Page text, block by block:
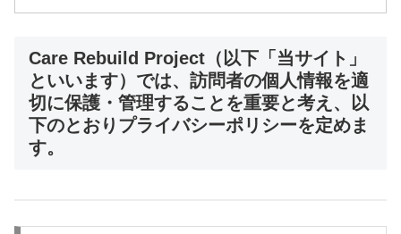
Care Rebuild Project（以下「当サイト」
といいます）では、訪問者の個人情報を適
切に保護・管理することを重要と考え、以
下のとおりプライバシーポリシーを定めま
す。